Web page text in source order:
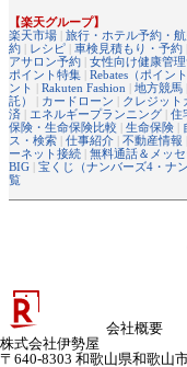
【楽天グループ】
楽天市場 | 旅行・ホテル予約・
約 | レシピ | 車検見積もり・予約
アサロン予約 | 女性向け健康管
ポイント特集 | Rebates（ポイン
ント | Rakuten Fashion | 地方競馬
託）
| カードローン | クレジット
済 | エネルギープランニング | 住
保険・生命保険比較 | 生命保険 |
ス・検索 | 仕事紹介 | 不動産情報
ーネット接続 | 無料通話＆メッセ
BIG | 宝くじ（ナンバーズ4・ナ
覧
会社概要
株式会社伊勢屋
〒640-8303 和歌山県和歌山